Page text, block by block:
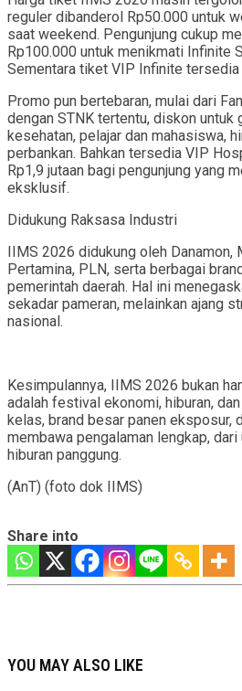
reguler dibanderol Rp50.000 untuk
saat weekend. Pengunjung cukup
Rp100.000 untuk menikmati Infinite
Sementara tiket VIP Infinite tersedia
Promo pun bertebaran, mulai dari
dengan STNK tertentu, diskon untuk
kesehatan, pelajar dan mahasiswa,
perbankan. Bahkan tersedia VIP
Rp1,9 jutaan bagi pengunjung yang
eksklusif.
Didukung Raksasa Industri
IIMS 2026 didukung oleh Danamon,
Pertamina, PLN, serta berbagai
pemerintah daerah. Hal ini
sekadar pameran, melainkan ajang
nasional.
Kesimpulannya, IIMS 2026 bukan
adalah festival ekonomi, hiburan,
kelas, brand besar panen eksposur,
membawa pengalaman lengkap,
hiburan panggung.
(AnT) (foto dok IIMS)
Share into
YOU MAY ALSO LIKE